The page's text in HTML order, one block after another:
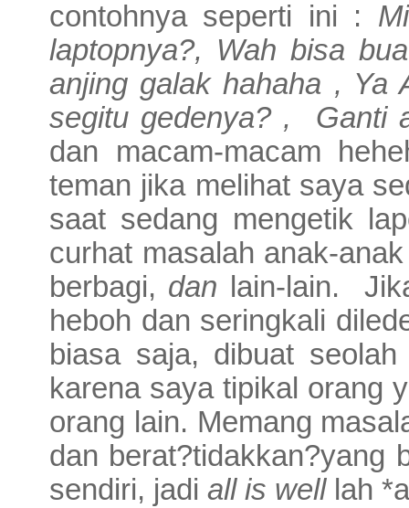
contohnya seperti ini :
laptopnya?, Wah bisa
anjing galak hahaha , Ya
segitu gedenya? ,
Ganti
dan macam-macam
teman jika melihat saya
saat sedang mengetik
curhat masalah anak-
berbagi, dan lain-lain.
heboh dan seringkali
biasa saja, dibuat
karena saya tipikal orang
orang lain. Memang
dan berat?tidakkan?yang
sendiri, jadi all is welllah